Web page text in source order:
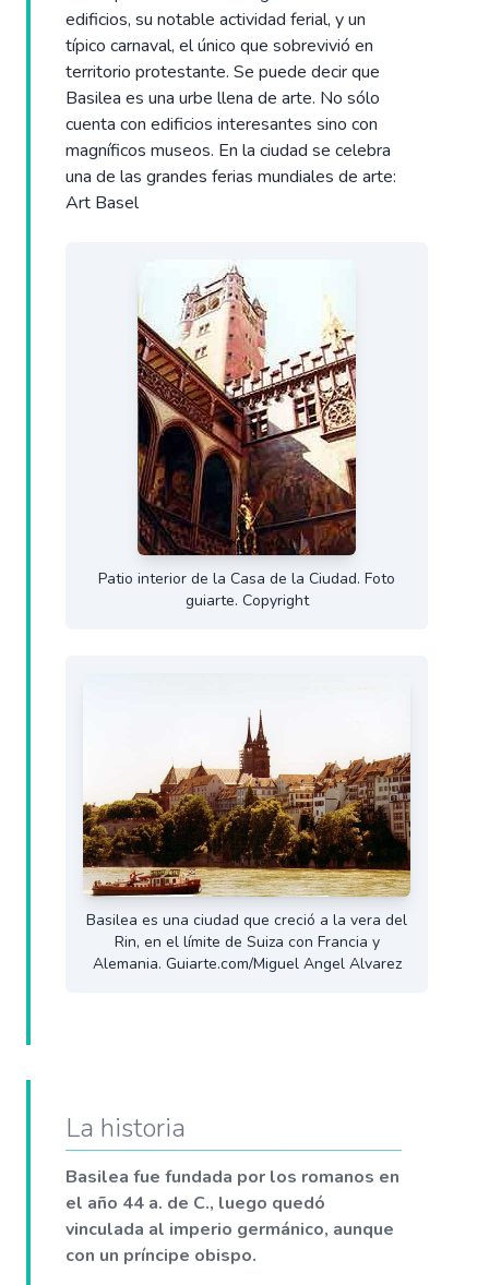
edificios, su notable actividad ferial, y un
típico carnaval, el único que sobrevivió en
territorio protestante. Se puede decir que
Basilea es una urbe llena de arte. No sólo
cuenta con edificios interesantes sino con
magníficos museos. En la ciudad se celebra
una de las grandes ferias mundiales de arte:
Art Basel
Patio interior de la Casa de la Ciudad. Foto
guiarte. Copyright
Basilea es una ciudad que creció a la vera del
Rin, en el límite de Suiza con Francia y
Alemania. Guiarte.com/Miguel Angel Alvarez
La historia
Basilea fue fundada por los romanos en
el año 44 a. de C., luego quedó
vinculada al imperio germánico, aunque
con un príncipe obispo.